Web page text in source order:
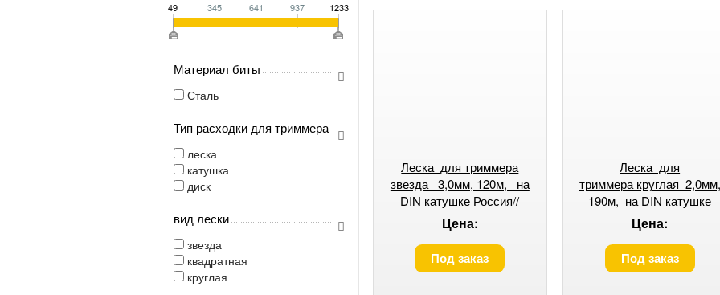
49 345 641 937 1233
Материал биты
Сталь
Тип расходки для триммера
леска
катушка
диск
вид лески
звезда
квадратная
круглая
Леска для триммера
звезда 3,0мм, 120м, на
DIN катушке Россия//
Denzel
Цена:
Под заказ
Леска для
триммера круглая 2,0мм,
190м, на DIN катушке
Россия// Denzel
Цена:
Под заказ